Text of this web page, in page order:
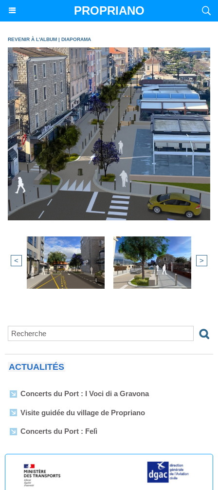
PROPRIANO
REVENIR À L'ALBUM | DIAPORAMA
< >
ACTUALITÉS
Enquête publique en vue de l'Établissement du plan de
servitudes aéronautiques de dégagement de l’aérodrome
de Propriano